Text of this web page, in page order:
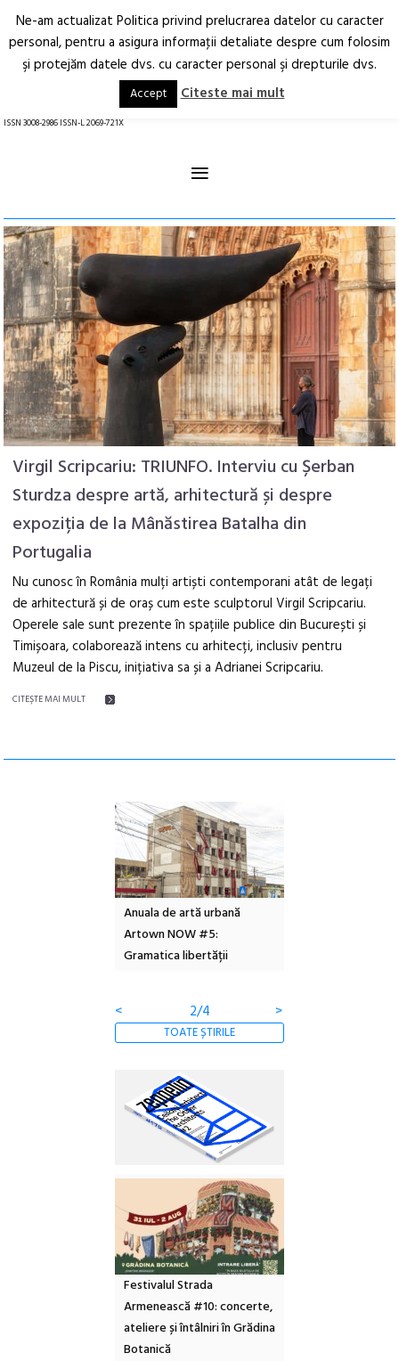
Arhitectură.
Oraș.
RO EN
ISSN 3008-2986 ISSN-L 2069-721X
≡
Virgil Scripcariu: TRIUNFO. Interviu cu Șerban
Sturdza despre artă, arhitectură și despre
expoziția de la Mânăstirea Batalha din
Portugalia
Nu cunosc în România mulți artiști contemporani atât de legați
de arhitectură și de oraș cum este sculptorul Virgil Scripcariu.
Operele sale sunt prezente în spațiile publice din București și
Timișoara, colaborează intens cu arhitecți, inclusiv pentru
Muzeul de la Piscu, inițiativa sa și a Adrianei Scripcariu.
CITEŞTE MAI MULT
Anuala de artă urbană
Artown NOW #5:
Gramatica libertății
< 2/4 >
TOATE ȘTIRILE
Festivalul Strada
Armenească #10: concerte,
ateliere și întâlniri în Grădina
Botanică
Ne-am actualizat Politica privind prelucrarea datelor cu caracter
personal, pentru a asigura informaţii detaliate despre cum folosim
şi protejăm datele dvs. cu caracter personal şi drepturile dvs.
Accept Citeste mai mult